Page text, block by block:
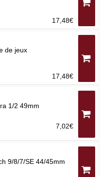
17,48€
de jeux
17,48€
1/2 49mm
7,02€
9/8/7/SE 44/45mm